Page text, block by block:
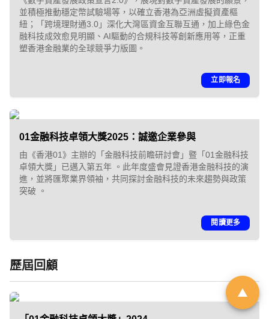
「01親子最愛生活品牌大
由於市場上針對幼兒階段的產品與
服務日趨多元，父母在決策時便需
依賴具備公信力的客觀指標作為參
考。《香港01》「01親子」頻道即
將舉辦第6屆「01親子最愛生活品牌
大獎」，旨在發掘並表彰於創新、
立即登記
並積極推動穩定幣試驗場等，以確立香港為亞洲虛擬資產樞
紐；「跨境理財通3.0」深化大灣區資金互聯互通，加上綠色金
融科技成效愈見明顯、AI驅動的合規科技等創新應用等，正重
塑香港金融業的全球競爭力版圖。
立即報名
01金融科技卓領大獎2025：誠邀企業參與
由《香港01》主辦的「金融科技前瞻研討會」暨「01金融科技
卓領大獎」已邁入第五年 。此年度盛會見證香港金融科技的演
進，並將匯聚業界領袖，共同探討金融科技的未來趨勢與政策
突破 。
閱讀更多
歷屆回顧